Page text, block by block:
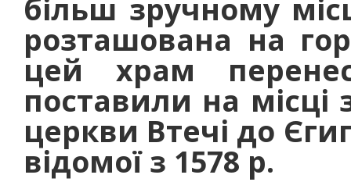
більш зручному
розташована на
цей храм
поставили на місці
церкви Втечі до
відомої з 1578 р.